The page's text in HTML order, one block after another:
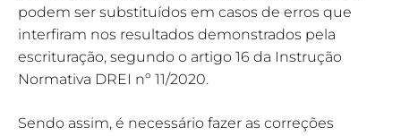
podem ser substituídos em casos de erros que
interfiram nos resultados demonstrados pela
escrituração, segundo o artigo 16 da Instrução
Normativa DREI nº 11/2020.
Sendo assim, é necessário fazer as correções